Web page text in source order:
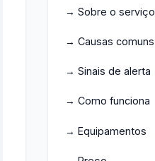
→ Sobre o serviço
→ Causas comuns
→ Sinais de alerta
→ Como funciona
→ Equipamentos